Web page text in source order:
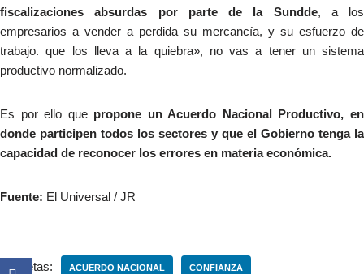
fiscalizaciones absurdas por parte de la Sundde, a los
empresarios a vender a perdida su mercancía, y su esfuerzo de
trabajo. que los lleva a la quiebra», no vas a tener un sistema
productivo normalizado.
Es por ello que propone un Acuerdo Nacional Productivo, en
donde participen todos los sectores y que el Gobierno tenga la
capacidad de reconocer los errores en materia económica.
Fuente: El Universal / JR
Etiquetas: ACUERDO NACIONAL CONFIANZA